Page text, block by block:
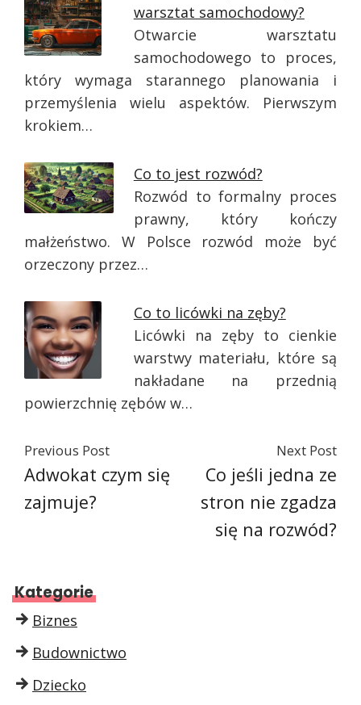
warsztat samochodowy?
Otwarcie warsztatu
samochodowego to proces,
który wymaga starannego planowania i
przemyślenia wielu aspektów. Pierwszym
krokiem…
Co to jest rozwód?
Rozwód to formalny proces
prawny, który kończy
małżeństwo. W Polsce rozwód może być
orzeczony przez…
Co to licówki na zęby?
Licówki na zęby to cienkie
warstwy materiału, które są
nakładane na przednią
powierzchnię zębów w…
Previous Post
Adwokat czym się
zajmuje?
Next Post
Co jeśli jedna ze
stron nie zgadza
się na rozwód?
Kategorie
Biznes
Budownictwo
Dziecko